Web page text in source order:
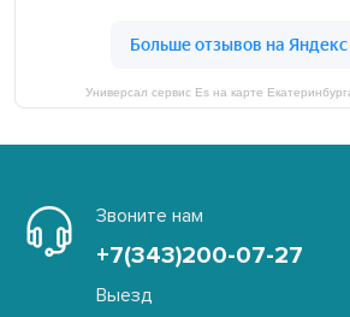
Универсал сервис Es на карте
Звоните нам
+7(343)200-07-27
Выезд